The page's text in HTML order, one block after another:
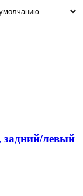
задний/левый